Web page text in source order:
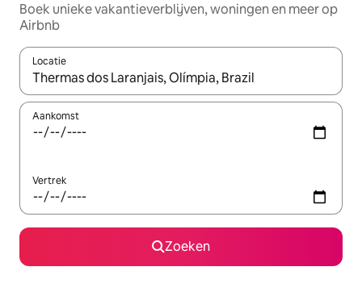
Boek unieke vakantieverblijven, woningen en meer op
Airbnb
Locatie
Wanneer er suggesties beschikbaar zijn, maak je een keuze
Aankomst
Vertrek
Zoeken